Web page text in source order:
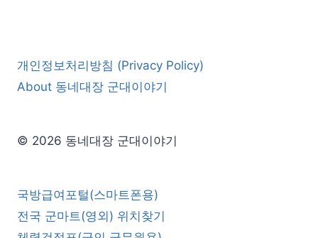
개인정보처리방침 (Privacy Policy)
About 동네대장 군대이야기
© 2026 동네대장 군대이야기
국방급여포털(스마트폰용)
전국 군마트(영외) 위치찾기